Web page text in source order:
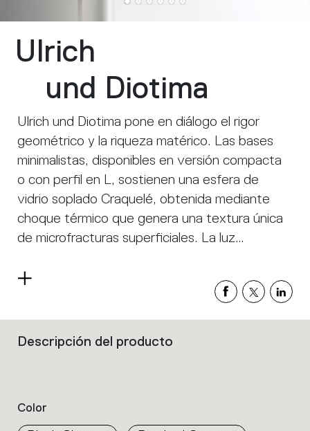
Ulrich
und Diotima
Ulrich und Diotima pone en diálogo el rigor
geométrico y la riqueza matérico. Las bases
minimalistas, disponibles en versión compacta
o con perfil en L, sostienen una esfera de
vidrio soplado Craquelé, obtenida mediante
choque térmico que genera una textura única
de microfracturas superficiales. La luz
proyectando delicados reflejos en el espacio.
La integración de LED a tensión de red reduce
manteniendo una alta calidad lumínica. Es una
colección que equilibra esencialidad formal y
Read
Filters
properties
within
Descripción del producto
Color